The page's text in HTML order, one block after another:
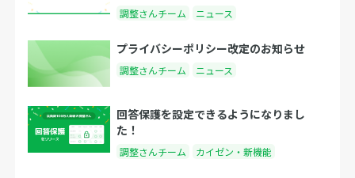
調整さんチーム ニュース
プライバシーポリシー改定のお知らせ
調整さんチーム ニュース
回答保護を設定できるようになりまし
た！
調整さんチーム カイゼン・新機能